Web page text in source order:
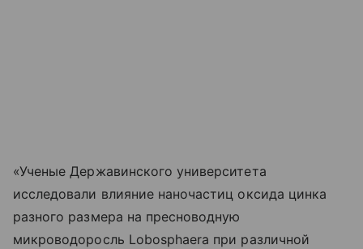
«Ученые Державинского университета
исследовали влияние наночастиц оксида цинка
разного размера на пресноводную
микроводоросль Lobosphaera при различной